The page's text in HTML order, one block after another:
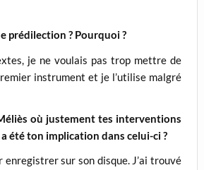
prédilection ? Pourquoi ?
je ne voulais pas trop mettre de
instrument et je l’utilise malgré
où justement tes interventions
été ton implication dans celui-ci ?
enregistrer sur son disque. J’ai trouvé